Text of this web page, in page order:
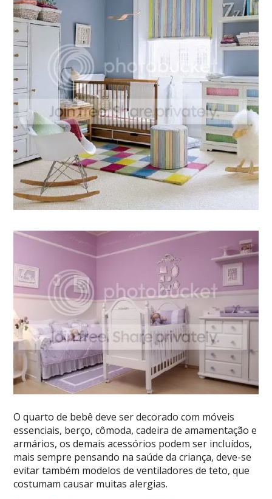
O quarto de bebê deve ser decorado com móveis
essenciais, berço, cômoda, cadeira de amamentação e
armários, os demais acessórios podem ser incluídos,
mais sempre pensando na saúde da criança, deve-se
evitar também modelos de ventiladores de teto, que
costumam causar muitas alergias.